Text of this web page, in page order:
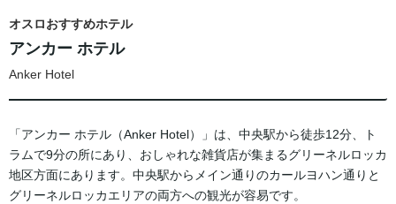
オスロおすすめホテル
アンカー ホテル
Anker Hotel
「アンカー ホテル（Anker Hotel）」は、中央駅から徒歩12分、ト
ラムで9分の所にあり、おしゃれな雑貨店が集まるグリーネルロッカ
地区方面にあります。中央駅からメイン通りのカールヨハン通りと
グリーネルロッカエリアの両方への観光が容易です。